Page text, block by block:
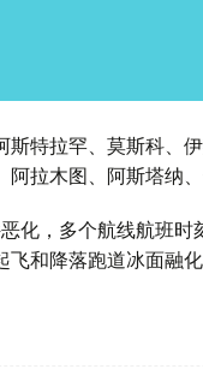
斯特拉罕、莫斯科、
拉木图、阿斯塔纳
化，多个航线航班
飞和降落跑道冰面融